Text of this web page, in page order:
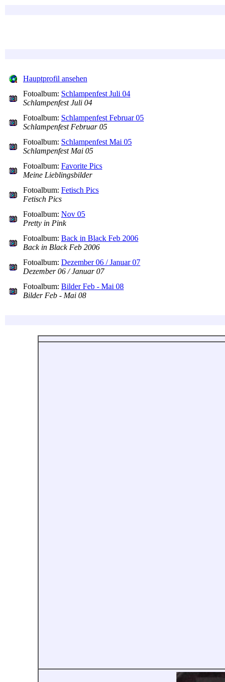
Hauptprofil ansehen
Fotoalbum: Schlampenfest Juli 04
Schlampenfest Juli 04
Fotoalbum: Schlampenfest Februar 05
Schlampenfest Februar 05
Fotoalbum: Schlampenfest Mai 05
Schlampenfest Mai 05
Fotoalbum: Favorite Pics
Meine Lieblingsbilder
Fotoalbum: Fetisch Pics
Fetisch Pics
Fotoalbum: Nov 05
Pretty in Pink
Fotoalbum: Back in Black Feb 2006
Back in Black Feb 2006
Fotoalbum: Dezember 06 / Januar 07
Dezember 06 / Januar 07
Fotoalbum: Bilder Feb - Mai 08
Bilder Feb - Mai 08